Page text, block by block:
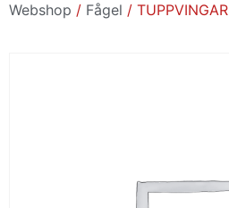
Webshop / Fågel / TUPPVINGAR